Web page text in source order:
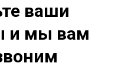
ваши
и мы вам